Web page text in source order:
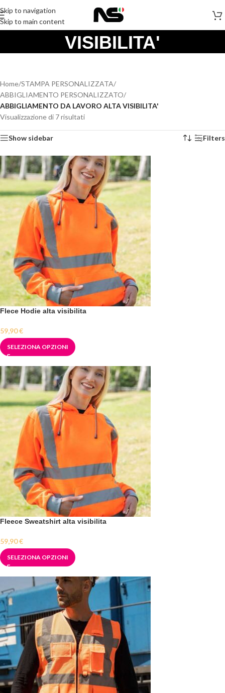
Skip to navigation
Skip to main contentLAVORO ALTA
VISIBILITA'
Home/STAMPA PERSONALIZZATA/
ABBIGLIAMENTO PERSONALIZZATO/
ABBIGLIAMENTO DA LAVORO ALTA VISIBILITA'
Visualizzazione di 7 risultati
Show sidebar Filters
Flece Hodie alta visibilita
59,90€
SELEZIONA OPZIONI
Fleece Sweatshirt alta visibilita
59,90€
SELEZIONA OPZIONI